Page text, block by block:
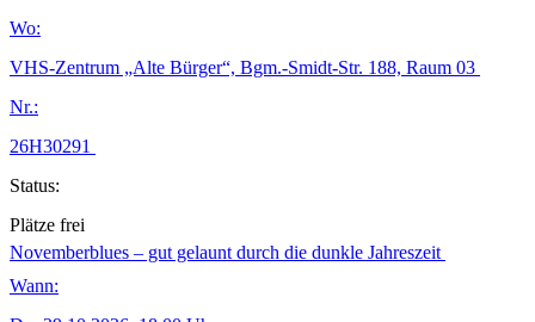
Wo:
VHS-Zentrum „Alte Bürger“, Bgm.-Smidt-Str. 188, Raum 03
Nr.:
26H30291
Status:
Plätze frei
Novemberblues – gut gelaunt durch die dunkle Jahreszeit
Wann: